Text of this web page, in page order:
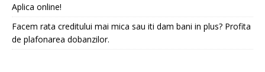
Aplica online!
Facem rata creditului mai mica sau iti dam bani in plus? Profita
de plafonarea dobanzilor.